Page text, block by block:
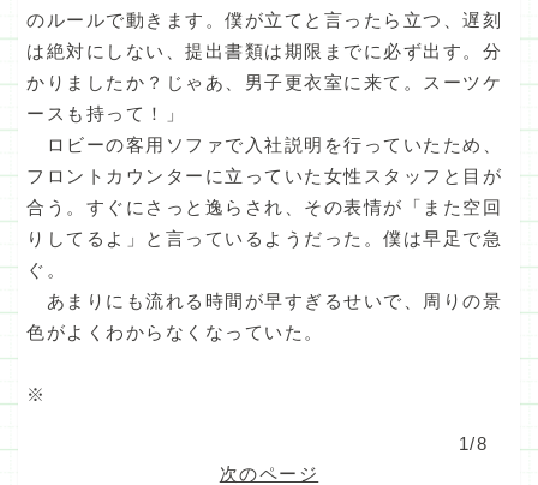
のルールで動きます。僕が立てと言ったら立つ、遅刻
は絶対にしない、提出書類は期限までに必ず出す。分
かりましたか？じゃあ、男子更衣室に来て。スーツケ
ースも持って！」
ロビーの客用ソファで入社説明を行っていたため、
フロントカウンターに立っていた女性スタッフと目が
合う。すぐにさっと逸らされ、その表情が「また空回
りしてるよ」と言っているようだった。僕は早足で急
ぐ。
あまりにも流れる時間が早すぎるせいで、周りの景
色がよくわからなくなっていた。
※
1/8
次のページ